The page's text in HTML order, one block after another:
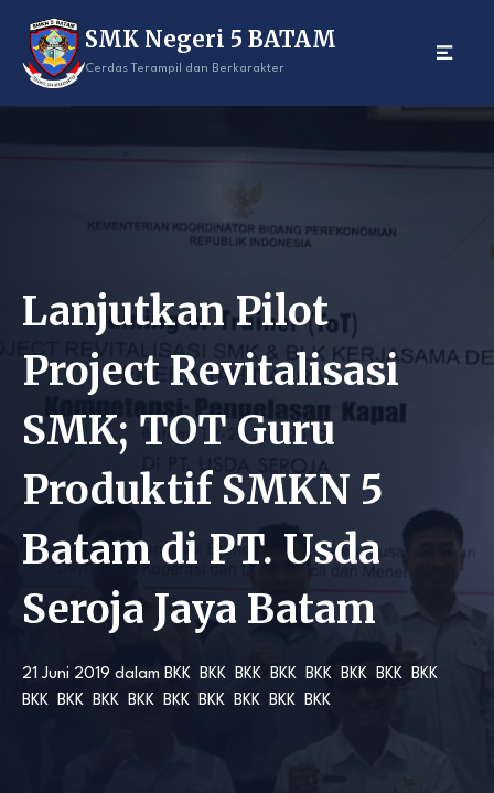
content
SMK Negeri 5 BATAM
Cerdas Terampil dan Berkarakter
Lanjutkan Pilot
Project Revitalisasi
SMK; TOT Guru
Produktif SMKN 5
Batam di PT. Usda
Seroja Jaya Batam
21 Juni 2019 dalam BKK BKK BKK BKK BKK BKK BKK BKK
BKK BKK BKK BKK BKK BKK BKK BKK BKK